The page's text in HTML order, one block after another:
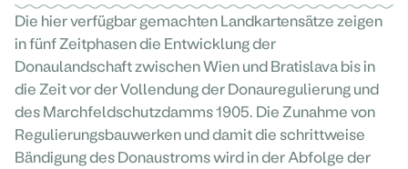
Die hier verfügbar gemachten Landkartensätze zeigen
in fünf Zeitphasen die Entwicklung der
Donaulandschaft zwischen Wien und Bratislava bis in
die Zeit vor der Vollendung der Donauregulierung und
des Marchfeldschutzdamms 1905. Die Zunahme von
Regulierungsbauwerken und damit die schrittweise
Bändigung des Donaustroms wird in der Abfolge der